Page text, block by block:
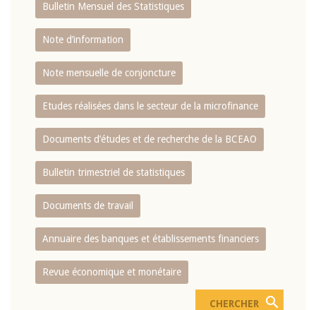
Bulletin Mensuel des Statistiques
Note d’information
Note mensuelle de conjoncture
Etudes réalisées dans le secteur de la microfinance
Documents d’études et de recherche de la BCEAO
Bulletin trimestriel de statistiques
Documents de travail
Annuaire des banques et établissements financiers
Revue économique et monétaire